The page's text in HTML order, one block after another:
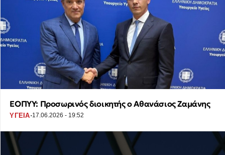
ΕΟΠΥΥ: Προσωρινός διοικητής ο Αθανάσιος Ζαμάνης
ΥΓΕΙΑ·17.06.2026 - 19:52